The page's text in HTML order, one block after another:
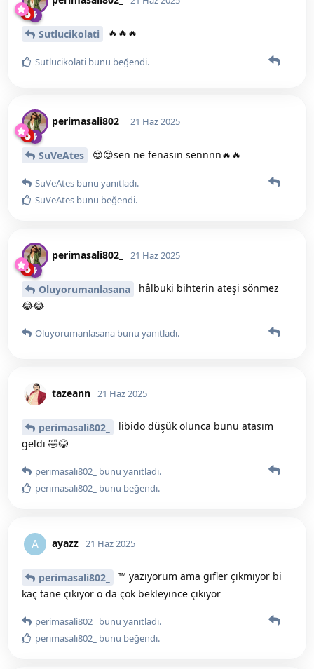
Sutlucikolati 🔥🔥🔥
Sutlucikolati bunu beğendi.
perimasali802_ 21 Haz 2025
SuVeAtes 😍😍sen ne fenasin sennnn🔥🔥
SuVeAtes bunu yanıtladı.
SuVeAtes bunu beğendi.
perimasali802_ 21 Haz 2025
Oluyorumanlasana
hâlbuki bihterin ateşi sönmez
😂😂
Oluyorumanlasana bunu yanıtladı.
tazeann 21 Haz 2025
perimasali802_
libido düşük olunca bunu atasım
geldi 🤣😂
perimasali802_ bunu yanıtladı.
perimasali802_ bunu beğendi.
A ayazz 21 Haz 2025
perimasali802_
™ yazıyorum ama gıfler çıkmıyor bi
kaç tane çıkıyor o da çok bekleyince çıkıyor
perimasali802_ bunu yanıtladı.
perimasali802_ bunu beğendi.